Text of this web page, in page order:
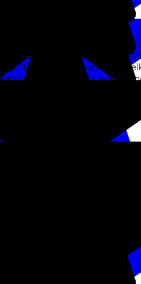
dodání a montáž žaluzií a
reakce na poptávku,
a ve srovnání s